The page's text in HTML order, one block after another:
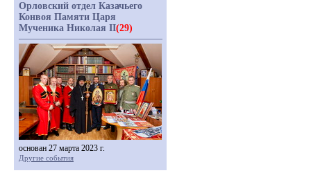
Орловский отдел Казачьего
Конвоя Памяти Царя
Мученика Николая II(29)
основан 27 марта 2023 г.
Другие события